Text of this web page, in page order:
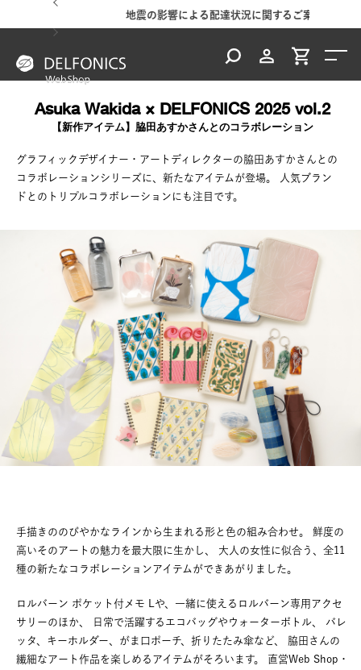
地震の影響による配達状況に関するご案内
Asuka Wakida × DELFONICS 2025 vol.2
【新作アイテム】脇田あすかさんとのコラボレーション
グラフィックデザイナー・アートディレクターの脇田あすかさんとの
コラボレーションシリーズに、新たなアイテムが登場。
人気ブラン
ドとのトリプルコラボレーションにも注目です。
手描きののびやかなラインから生まれる形と色の組み合わせ。
鮮度の
高いそのアートの魅力を最大限に生かし、
大人の女性に似合う、全11
種の新たなコラボレーションアイテムができあがりました。
ロルバーン ポケット付メモ Lや、一緒に使えるロルバーン専用アクセ
サリーのほか、
日常で活躍するエコバッグやウォーターボトル、
バレ
ッタ、キーホルダー、がま口ポーチ、折りたたみ傘など、
脇田さんの
繊細なアート作品を楽しめるアイテムがそろいます。
直営Web Shop・